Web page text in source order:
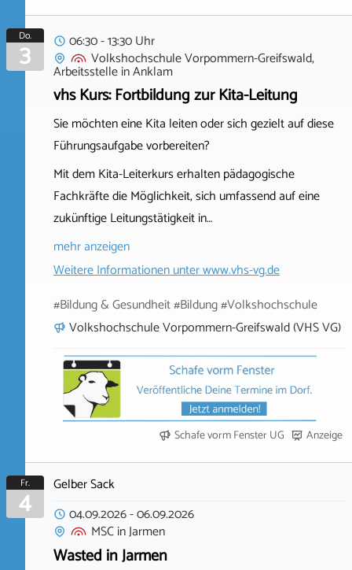
Do.
3
06:30 - 13:30 Uhr
Volkshochschule Vorpommern-Greifswald,
ArbeitsstelleinAnklam
vhs Kurs: Fortbildung zur Kita-Leitung
Sie möchten eine Kita leiten oder sich gezielt auf diese
Führungsaufgabe vorbereiten?
Mit dem Kita-Leiterkurs erhalten pädagogische
Fachkräfte die Möglichkeit, sich umfassend auf eine
zukünftige Leitungstätigkeit in…
mehr anzeigen
Weitere Informationen unterwww.vhs-vg.de
#Bildung & Gesundheit #Bildung #Volkshochschule
Volkshochschule Vorpommern-Greifswald (VHS VG)
Schafe vorm Fenster UG Anzeige
Fr.
4
Gelber Sack
04.09.2026-06.09.2026
MSCinJarmen
Wasted in Jarmen